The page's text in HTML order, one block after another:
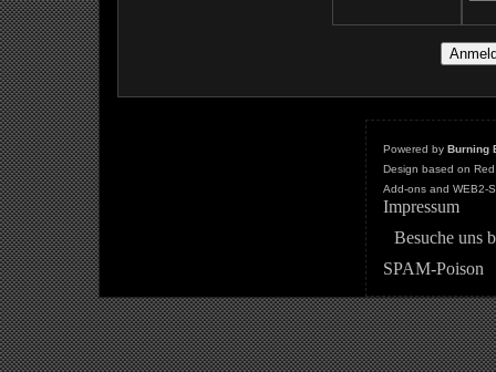
Powered by Burning
Design based on
Add-ons and WEB2-
Impressum
Besuche uns
SPAM-Poison